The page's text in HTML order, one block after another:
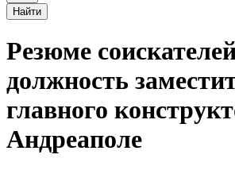
Найти
Резюме
должность
главного
Андреаполе